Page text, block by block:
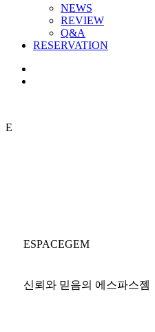
NEWS
REVIEW
Q&A
RESERVATION
E
ESPACEGEM
신뢰와 믿음의 에스파스젬